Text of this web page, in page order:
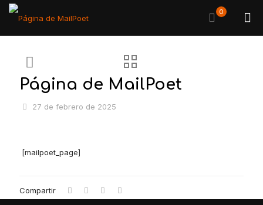
0
Página de MailPoet
27 de febrero de 2025
[mailpoet_page]
Compartir